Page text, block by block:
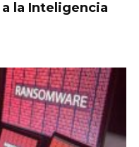
la Inteligencia